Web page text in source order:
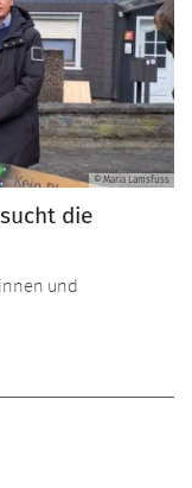
© Maria Lamsfuss
die
und